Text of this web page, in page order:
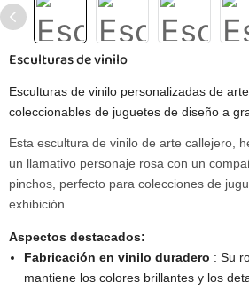
Esculturas de vinilo
Esculturas de vinilo personalizadas de
coleccionables de juguetes de diseño a
Esta escultura de vinilo de arte callejero,
un llamativo personaje rosa con un
pinchos, perfecto para colecciones de
exhibición.
Aspectos destacados:
Fabricación en vinilo duradero : Su
mantiene los colores brillantes y los